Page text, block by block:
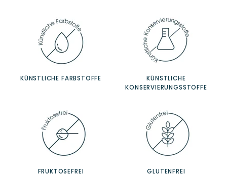
KÜNSTLICHE FARBSTOFFE
KÜNSTLICHE
KONSERVIERUNGSSTOFFE
FRUKTOSEFREI GLUTENFREI